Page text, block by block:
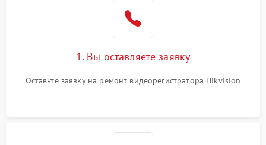
1. Вы оставляете заявку
Оставьте заявку на ремонт видеорегистратора Hikvision